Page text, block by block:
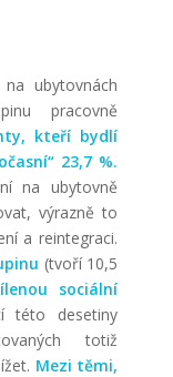
ubytovnách
pracovně
kteří bydlí
23,7 %.
na ubytovně
výrazně to
a reintegraci.
(tvoří 10,5
sociální
této desetiny
totiž
Mezi těmi,